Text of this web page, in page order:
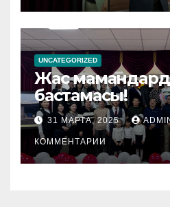
UNCATEGORIZED
Жас
бастамасы!
31 МАРТА, 2025
КОММЕНТАРИИ